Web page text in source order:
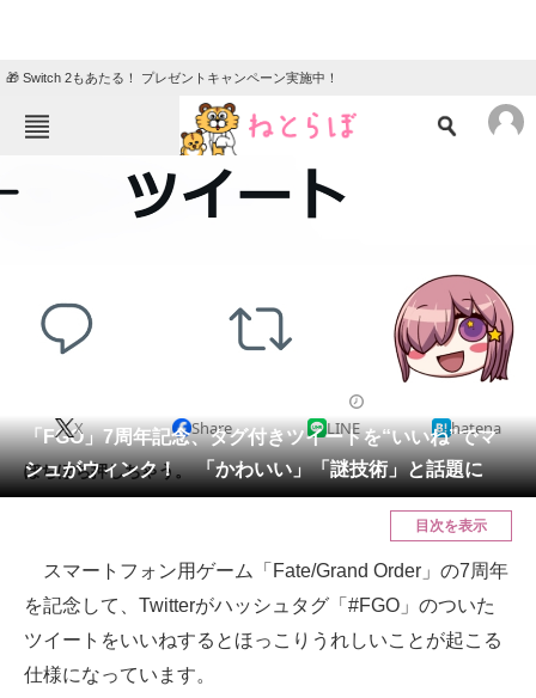
🎁 Switch 2もあたる！ プレゼントキャンペーン実施中！
TOP ニュース
住まい 教育・育児
会員記事
メディア
スマホと通信の最新トレンド
進化するPCとデバイスの未来
「FGO」7周年記念、タグ付きツイートを“いいね”でマ
シュがウィンク！ 「かわいい」「謎技術」と話題に
X Share LINE hatena
ぽちぽち押しちゃう。
目次を表示
スマートフォン用ゲーム「Fate/Grand Order」の7周年
を記念して、Twitterがハッシュタグ「#FGO」のついた
ツイートをいいねするとほっこりうれしいことが起こる
仕様になっています。